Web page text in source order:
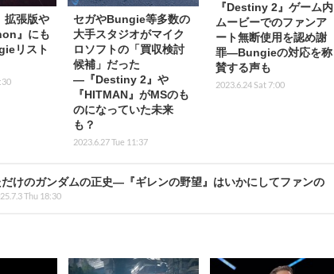
拡張版や
』にも
リスト
セガやBungie等多数の
大手スタジオがマイク
ロソフトの「買収検討
候補」だった
―『Destiny 2』や
『HITMAN』がMSのも
のになっていた未来
も？
2023.6.27 Tue 11:37
『Destiny 2』ゲーム内
ムービーでのファンア
ート無断使用を認め謝
罪―Bungieの対応を称
賛する声も
2023.6.24 Sat 7:00
けのガンダムの正史―『ギレンの野望』はいかにしてファンの
Thu 18:30